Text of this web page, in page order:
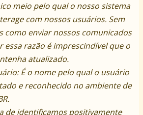
meio pelo qual o nosso sistema
com nossos usuários. Sem
como enviar nossos comunicados
essa razão é imprescindível que o
atualizado.
É o nome pelo qual o usuário
e reconhecido no ambiente de
de identificamos positivamente